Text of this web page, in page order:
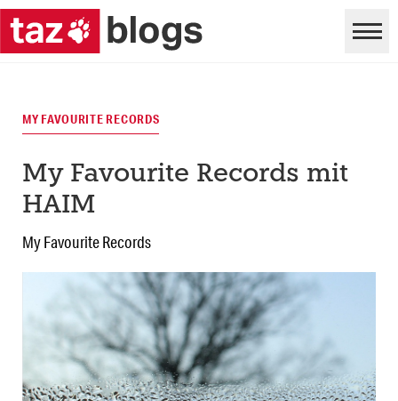
MY FAVOURITE RECORDS
My Favourite Records mit
HAIM
My Favourite Records